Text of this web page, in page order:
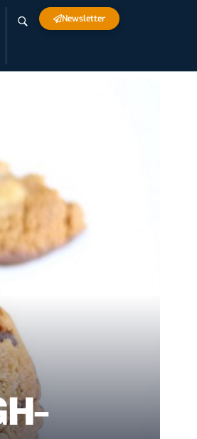
Newsletter